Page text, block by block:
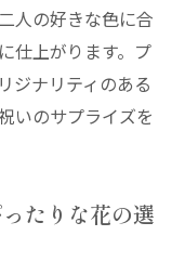
人の好きな色に合
仕上がります。プ
ジナリティのある
いのサプライズを
たりな花の選